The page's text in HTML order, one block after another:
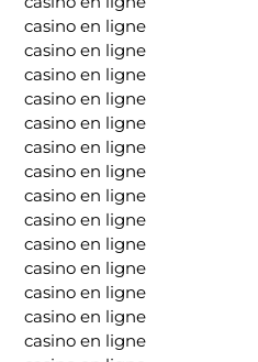
casino en ligne
casino en ligne
casino en ligne
casino en ligne
casino en ligne
casino en ligne
casino en ligne
casino en ligne
casino en ligne
casino en ligne
casino en ligne
casino en ligne
casino en ligne
casino en ligne